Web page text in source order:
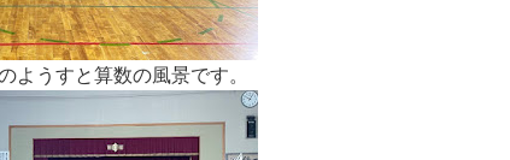
ようすと算数の風景です。